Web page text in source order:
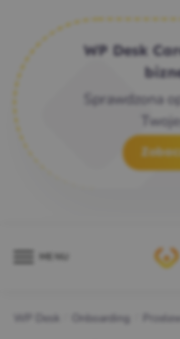
WP Desk
Sprawdzona
WP Desk Onboarding